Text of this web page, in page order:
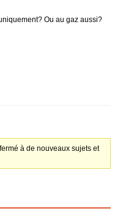
Ou au gaz aussi?
à de nouveaux sujets et